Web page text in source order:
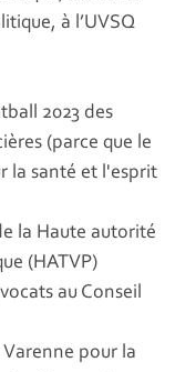
à l’UVSQ
2023 des
(parce que le
la santé et l'esprit
la Haute autorité
(HATVP)
au Conseil
pour la